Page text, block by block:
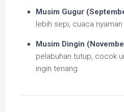
Musim Gugur
lebih sepi, cuaca nyaman
Musim Dingin
pelabuhan tutup, cocok
ingin tenang